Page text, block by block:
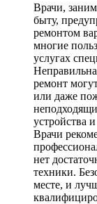
Врачи,
быту,
ремонтом
многие
услугах
ремонт
или даже
устройства
Врачи
нет
техники.
месте, и